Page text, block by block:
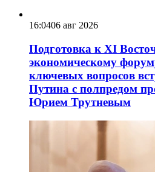
16:0406 авг 2026
Подготовка к XI
экономическому
ключевых вопросов
Путина с полпредом
Юрием Трутневым